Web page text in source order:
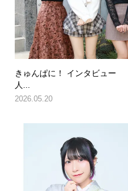
きゅんぱに！ インタビュー
人...
2026.05.20